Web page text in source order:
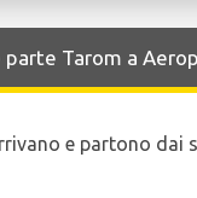
Tarom a
e partono dai